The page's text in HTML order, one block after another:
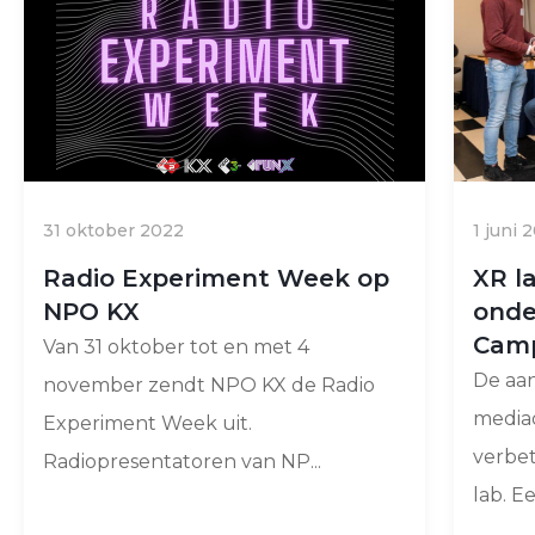
31 oktober 2022
Radio Experiment Week op
NPO KX
Van 31 oktober tot en met 4
november zendt NPO KX de Radio
Experiment Week uit.
Radiopresentatoren van NP...
1 juni
XR
De
lab.